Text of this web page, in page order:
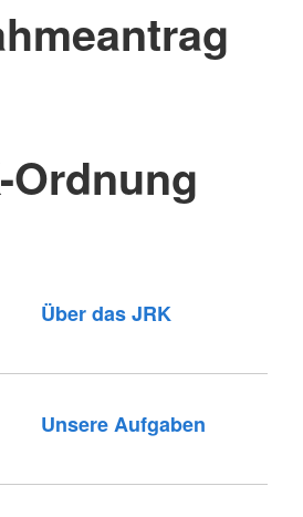
Ordnung
Über das JRK
Unsere Aufgaben